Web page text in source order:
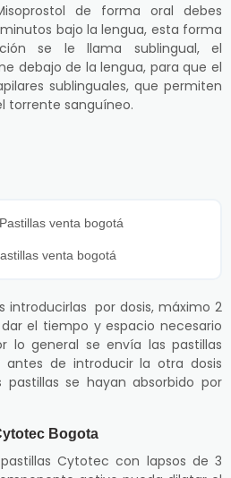
de forma oral debes
bajo la lengua, esta forma
se le llama sublingual, el
debajo de la lengua, para que el
sublinguales, que permiten
torrente sanguíneo.
venta bogotá
introducirlas por dosis, máximo 2
el tiempo y espacio necesario
lo general se envía las pastillas
de introducir la otra dosis
se hayan absorbido por
Bogota
Cytotec con lapsos de 3